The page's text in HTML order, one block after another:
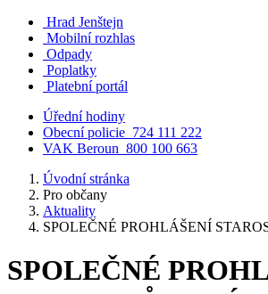
Hrad Jenštejn
Mobilní rozhlas
Odpady
Poplatky
Platební portál
Úřední hodiny
Obecní policie 724 111 222
VAK Beroun 800 100 663
Úvodní stránka
Pro občany
Aktuality
SPOLEČNÉ PROHLÁŠENÍ
SPOLEČNÉ